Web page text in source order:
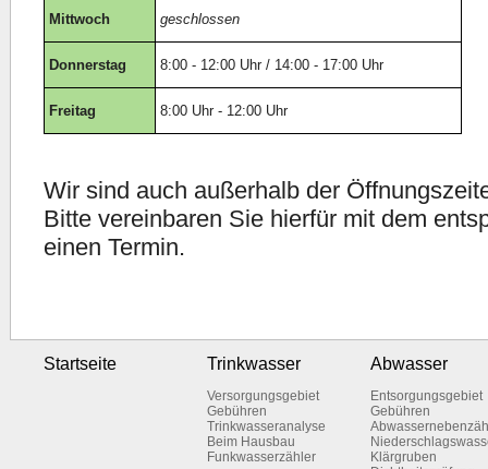
Mittwoch geschlossen
Donnerstag 8:00 - 12:00 Uhr / 14:00 - 17:00 Uhr
Freitag 8:00 Uhr - 12:00 Uhr
Wir sind auch außerhalb der
Bitte vereinbaren Sie hierfür mit dem
einen Termin.
Startseite Trinkwasser
Versorgungsgebiet
Gebühren
Trinkwasseranalyse
Beim Hausbau
Funkwasserzähler
Abwasser
Entsorgungsgebiet
Gebühren
Klärgruben